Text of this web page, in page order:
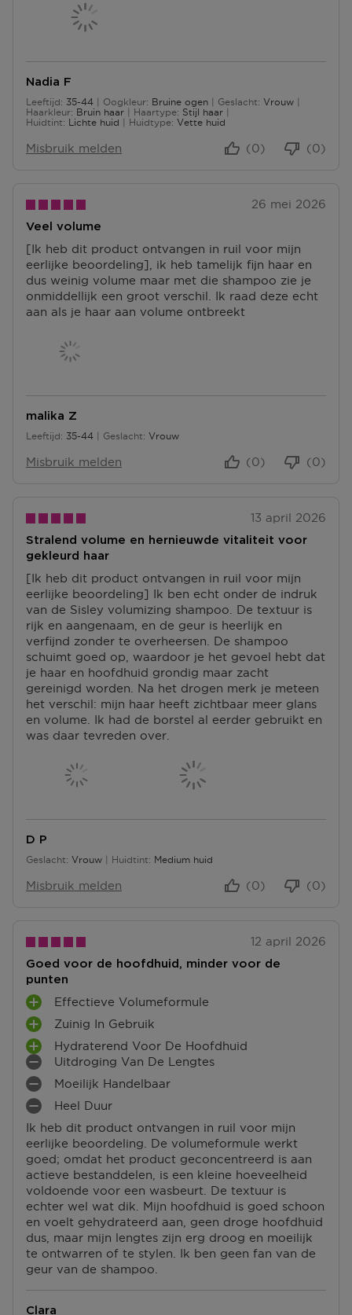
Nadia F
Leeftijd
35 tot 4435-44 Oogkleur Bruine ogen Geslacht
Vrouw
Haarkleur
Bruin haar Haartype
Stijl haar
Huidtint
Lichte huid Huidtype Vette huid
Misbruik melden (0)
(0)
26 mei 2026
Veel volume
[Ik heb dit product ontvangen in ruil voor mijn
eerlijke beoordeling], ik heb tamelijk fijn haar en
dus weinig volume maar met die shampoo zie je
onmiddellijk een groot verschil. Ik raad deze echt
aan als je haar aan volume ontbreekt
malika Z
Leeftijd
35 tot 4435-44 Geslacht Vrouw
Misbruik melden (0)
(0)
13 april 2026
Stralend volume en hernieuwde vitaliteit voor
gekleurd haar
[Ik heb dit product ontvangen in ruil voor mijn
eerlijke beoordeling] Ik ben echt onder de indruk
van de Sisley volumizing shampoo. De textuur is
rijk en aangenaam, en de geur is heerlijk en
verfijnd zonder te overheersen. De shampoo
schuimt goed op, waardoor je het gevoel hebt dat
je haar en hoofdhuid grondig maar zacht
gereinigd worden. Na het drogen merk je meteen
het verschil: mijn haar heeft zichtbaar meer glans
en volume. Ik had de borstel al eerder gebruikt en
was daar tevreden over.
D P
Geslacht Vrouw Huidtint Medium huid
Misbruik melden (0)
(0)
12 april 2026
Goed voor de hoofdhuid, minder voor de
punten
Ik heb dit product ontvangen in ruil voor mijn
eerlijke beoordeling. De volumeformule werkt
goed; omdat het product geconcentreerd is aan
actieve bestanddelen, is een kleine hoeveelheid
voldoende voor een wasbeurt. De textuur is
echter wel wat dik. Mijn hoofdhuid is goed schoon
en voelt gehydrateerd aan, geen droge hoofdhuid
dus, maar mijn lengtes zijn erg droog en moeilijk
te ontwarren of te stylen. Ik ben geen fan van de
geur van de shampoo.
P
L
U
S
P
U
N
E
N
Effectieve Volumeformule
P
L
U
S
P
U
N
T
E
N
Zuinig In Gebruik
P
L
U
S
P
U
N
T
E
N
Hydraterend Voor De Hoofdhuid
M
I
N
P
U
N
T
E
N
Uitdroging Van De Lengtes
M
I
N
N
Moeilijk Handelbaar
M
N
P
U
N
T
E
N
Heel Duur
Clara